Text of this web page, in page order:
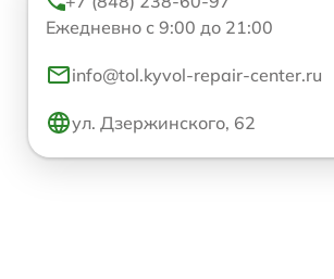
Ежедневно с 9:00 до 21:00
info@tol.kyvol-repair-center.ru
ул. Дзержинского, 62